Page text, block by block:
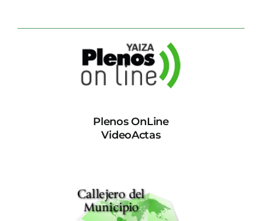
Plenos OnLine
VideoActas